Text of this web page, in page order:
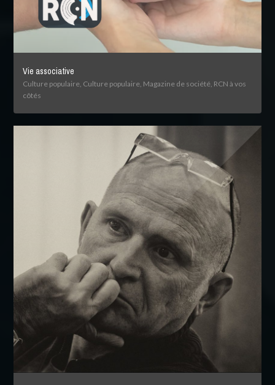
Vie associative
Culture populaire, Culture populaire, Magazine de société, RCN à vos
côtés